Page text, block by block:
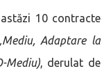
10 contracte
Adaptare la
Mediu), derulat de